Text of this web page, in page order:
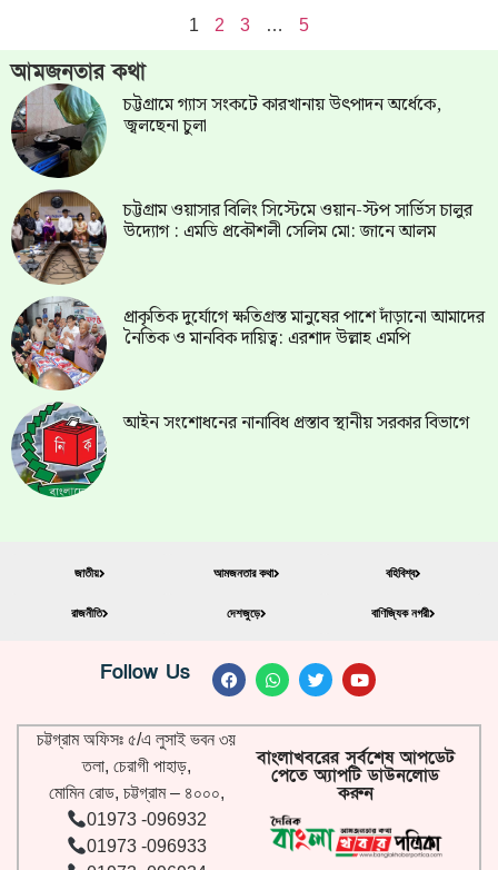
1 2 3 … 5
আমজনতার কথা
চট্টগ্রামে গ্যাস সংকটে কারখানায় উৎপাদন অর্ধেকে,
জ্বলছেনা চুলা
চট্টগ্রাম ওয়াসার বিলিং সিস্টেমে ওয়ান-স্টপ সার্ভিস চালুর
উদ্যোগ : এমডি প্রকৌশলী সেলিম মো: জানে আলম
প্রাকৃতিক দুর্যোগে ক্ষতিগ্রস্ত মানুষের পাশে দাঁড়ানো আমাদের
নৈতিক ও মানবিক দায়িত্ব: এরশাদ উল্লাহ এমপি
আইন সংশোধনের নানাবিধ প্রস্তাব স্থানীয় সরকার বিভাগে
জাতীয়
রাজনীতি
আমজনতার কথা
দেশজুড়ে
বহিবিশ্ব
বাণিজ্যিক নগরী
Follow Us
চট্টগ্রাম অফিসঃ ৫/এ লুসাই ভবন ৩য়
তলা, চেরাগী পাহাড়,
মোমিন রোড, চট্টগ্রাম – ৪০০০,
01973 -096932
01973 -096933
বাংলাখবরের সর্বশেষ আপডেট
পেতে অ্যাপটি ডাউনলোড
করুন